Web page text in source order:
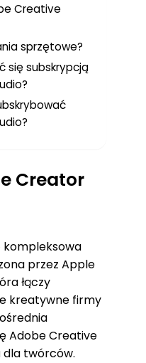
Creative
sprzętowe?
się subskrypcją
Creator
przez Apple
łączy
kreatywne firmy
Adobe Creative
dla twórców.